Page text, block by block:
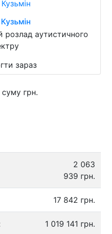
розлад аутистичного
зараз
грн.
2 063
939 грн.
17 842 грн.
1 019 141 грн.